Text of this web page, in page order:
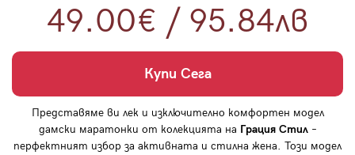
Представяме ви лек и изключително комфортен модел
дамски маратонки от колекцията на Грация Стил–
перфектният избор за активната и стилна жена. Този модел
49.00€ / 95.84лв
Купи Сега